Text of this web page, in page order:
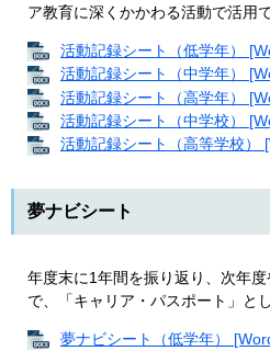
ア教育に深くかかわる活動で活用
活動記録シート（低学年）
活動記録シート（中学年）
活動記録シート（高学年）
活動記録シート（中学校）
活動記録シート（高等学校）
夢ナビシート
年度末に1年間を振り返り、次年
で、「キャリア・パスポート」と
夢ナビシート（低学年）